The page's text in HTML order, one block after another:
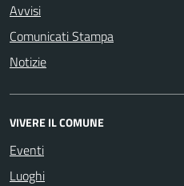
Avvisi
Comunicati Stampa
Notizie
VIVERE IL COMUNE
Eventi
Luoghi